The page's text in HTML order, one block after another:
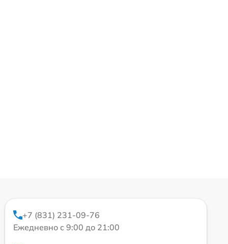
+7 (831) 231-09-76
Ежедневно с 9:00 до 21:00